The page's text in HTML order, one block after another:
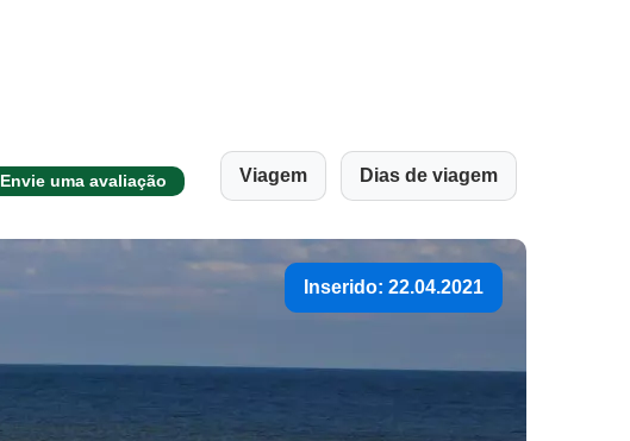
Envie uma avaliação Viagem Dias de viagem
Inserido: 22.04.2021